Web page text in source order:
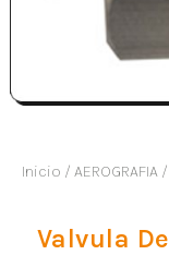
Inicio / AEROGRAFIA
Valvula